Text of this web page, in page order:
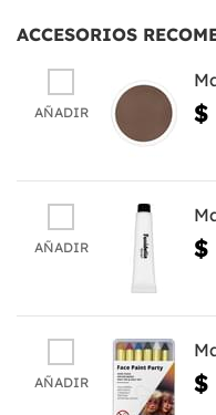
ACCESORIOS
AÑADIR $
AÑADIR $
AÑADIR $